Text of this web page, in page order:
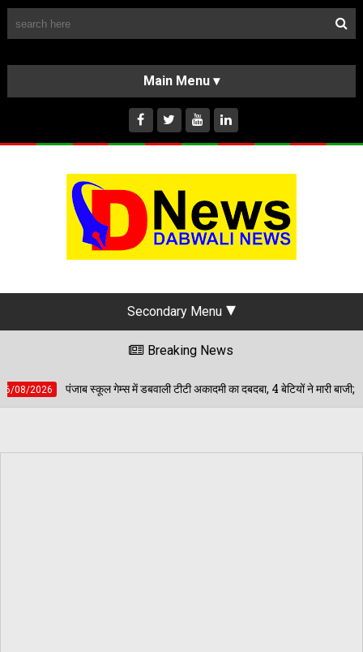
HOME
ABOUT US
INSTAGRAM
Secondary Menu
Breaking News
डबवाली टीटी अकादमी का दबदबा, 4 बेटियों ने मारी बाजी; अब जिला स्तर पर दिखाएंगी दम